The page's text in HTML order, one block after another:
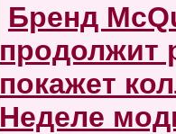
Бренд
продолжит
покажет
Неделе